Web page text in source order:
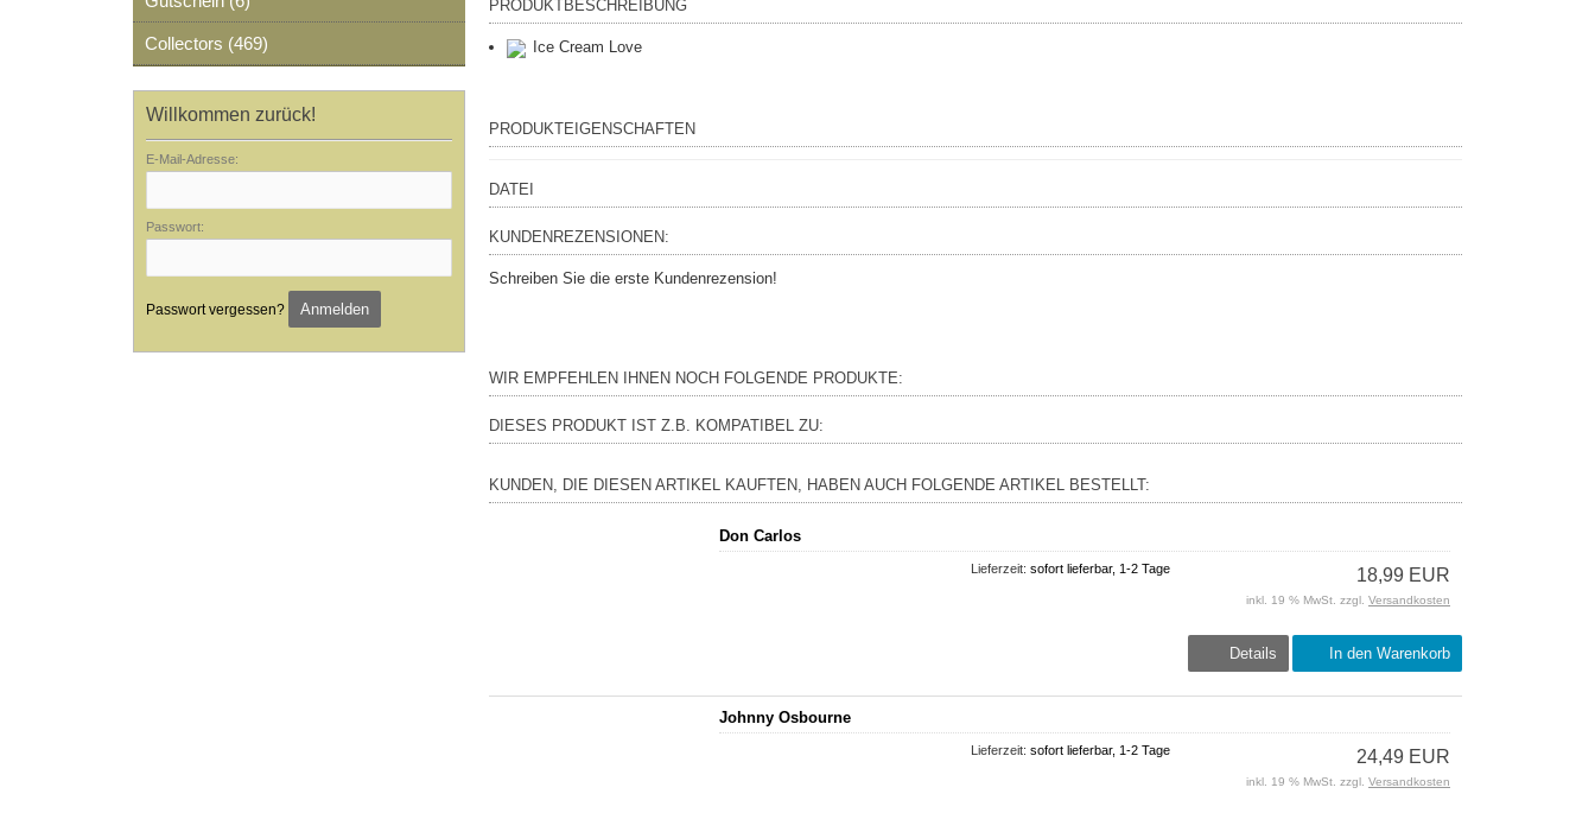
PRODUKTBESCHREIBUNG
Ice Cream Love
PRODUKTEIGENSCHAFTEN
DATEI
KUNDENREZENSIONEN:
Schreiben Sie die erste Kundenrezension!
WIR EMPFEHLEN IHNEN NOCH FOLGENDE PRODUKTE:
DIESES PRODUKT IST Z.B. KOMPATIBEL ZU:
KUNDEN, DIE DIESEN ARTIKEL KAUFTEN, HABEN AUCH FOLGENDE ARTIKEL BESTELLT:
Don Carlos
Lieferzeit: sofort lieferbar, 1-2 Tage 18,99 EUR
inkl. 19 % MwSt. zzgl. Versandkosten
Details In den Warenkorb
Johnny Osbourne
Lieferzeit: sofort lieferbar, 1-2 Tage 24,49 EUR
inkl. 19 % MwSt. zzgl. Versandkosten
Collectors (469)
Willkommen zurück!
E-Mail-Adresse:
Passwort:
Passwort vergessen? Anmelden